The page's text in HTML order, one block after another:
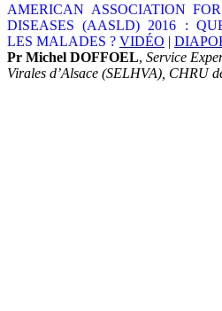
AMERICAN ASSOCIATION
DISEASES (AASLD) 2016 :
LES MALADES ? VIDÉO |
Pr Michel DOFFOEL, Service
Virales d’Alsace (SELHVA), CHRU